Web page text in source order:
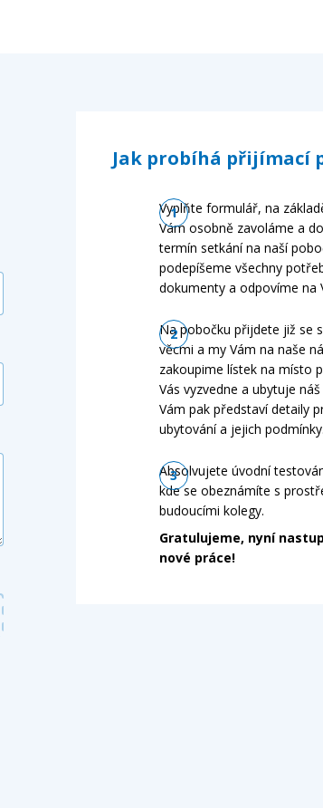
Jak probíhá přijímací
Vyplňte formulář, na
Vám osobně zavoláme a
termín setkání na naší
podepíšeme všechny
dokumenty a odpovíme na
Na pobočku přijdete již se
věcmi a my Vám na naše
zakoupime lístek na místo
Vás vyzvedne a ubytuje
Vám pak představí detaily
ubytování a jejich podmínky.
Absolvujete úvodní
kde se obeznámíte s
budoucími kolegy.
Gratulujeme, nyní
nové práce!